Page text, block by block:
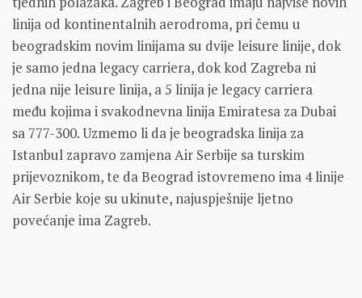
linija od kontinentalnih aerodroma, pri čemu u
beogradskim novim linijama su dvije leisure linije, dok
je samo jedna legacy carriera, dokkod Zagreba ni
jedna nije leisure linija, a 5 linija je legacy carriera
među kojima i svakodnevna linija Emiratesa za Dubai
sa 777-300. Uzmemo li da je beogradska linija za
Istanbul zapravo zamjena Air Serbije sa turskim
prijevoznikom, te da Beograd istovremeno ima 4 linije
Air Serbie koje su ukinute, najuspješnije ljetno
povećanje ima Zagreb.